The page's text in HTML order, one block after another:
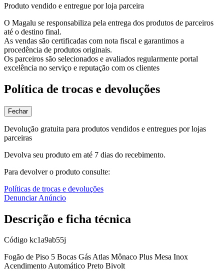
Produto vendido e entregue por loja parceira
O Magalu se responsabiliza pela entrega dos produtos de parceiros
até o destino final.
As vendas são certificadas com nota fiscal e garantimos a
procedência de produtos originais.
Os parceiros são selecionados e avaliados regularmente portal
excelência no serviço e reputação com os clientes
Política de trocas e devoluções
Fechar
Devolução gratuita para produtos vendidos e entregues por lojas
parceiras
Devolva seu produto em até 7 dias do recebimento.
Para devolver o produto consulte:
Políticas de trocas e devoluções
Denunciar Anúncio
Descrição e ficha técnica
Código kc1a9ab55j
Fogão de Piso 5 Bocas Gás Atlas Mônaco Plus Mesa Inox
Acendimento Automático Preto Bivolt